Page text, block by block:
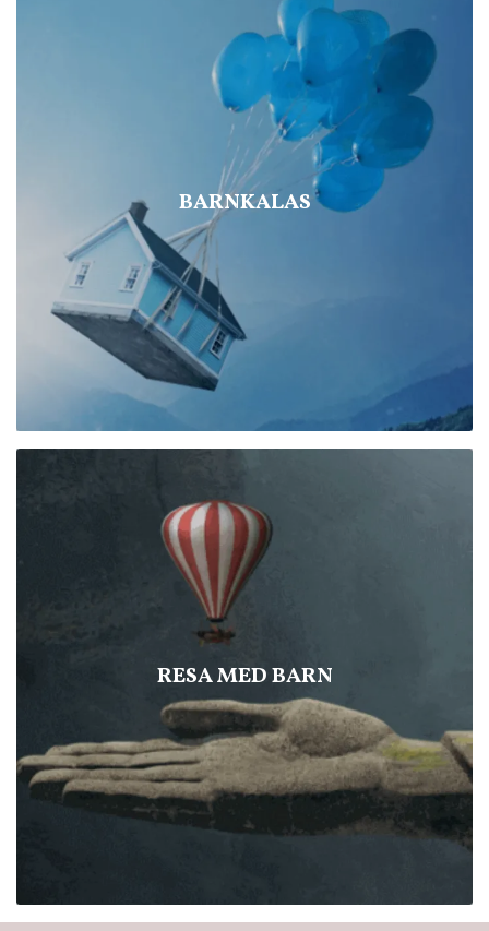
BARNKALAS
RESA MED BARN